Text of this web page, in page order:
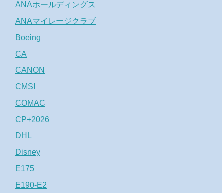
ANAホールディングス
ANAマイレージクラブ
Boeing
CA
CANON
CMSI
COMAC
CP+2026
DHL
Disney
E175
E190-E2